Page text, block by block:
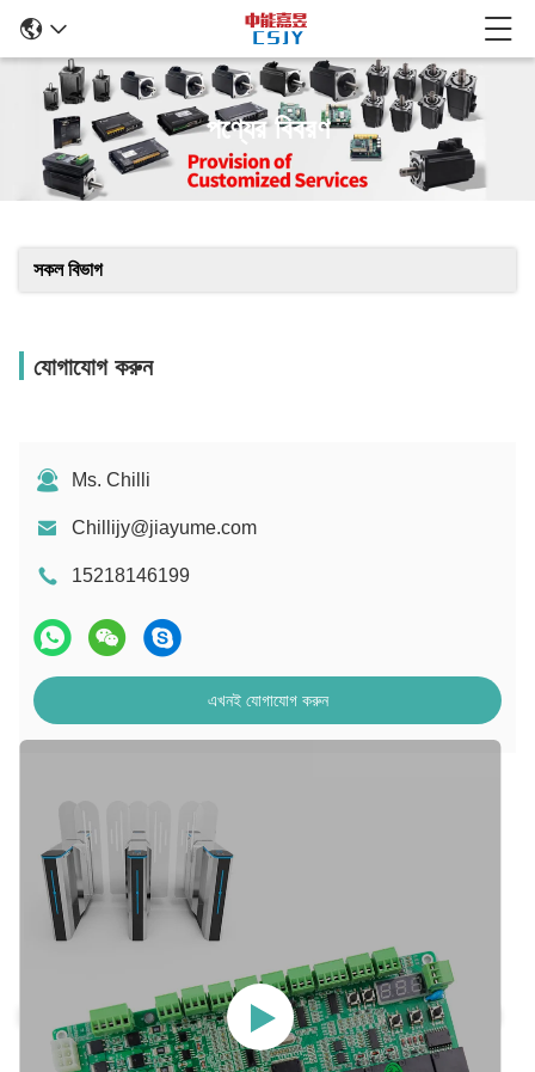
পণ্যের বিবরণ
সকল বিভাগ
যোগাযোগ করুন
Ms. Chilli
Chillijy@jiayume.com
15218146199
এখনই যোগাযোগ করুন